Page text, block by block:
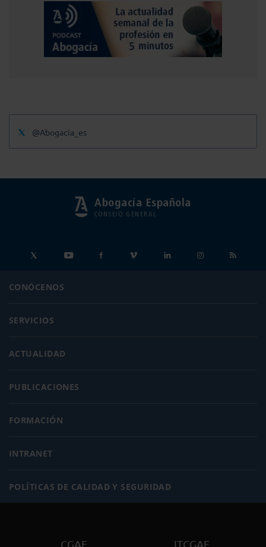
@Abogacia_es
Abogacía Española
CONSEJO GENERAL
CONÓCENOS
SERVICIOS
ACTUALIDAD
PUBLICACIONES
FORMACIÓN
INTRANET
POLÍTICAS DE CALIDAD Y SEGURIDAD
CGAE ITCGAE